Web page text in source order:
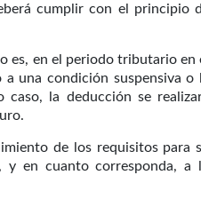
cumplir con el principio
es, en el periodo tributario en
una condición suspensiva o
la deducción se
de los requisitos para
y en cuanto corresponda, a